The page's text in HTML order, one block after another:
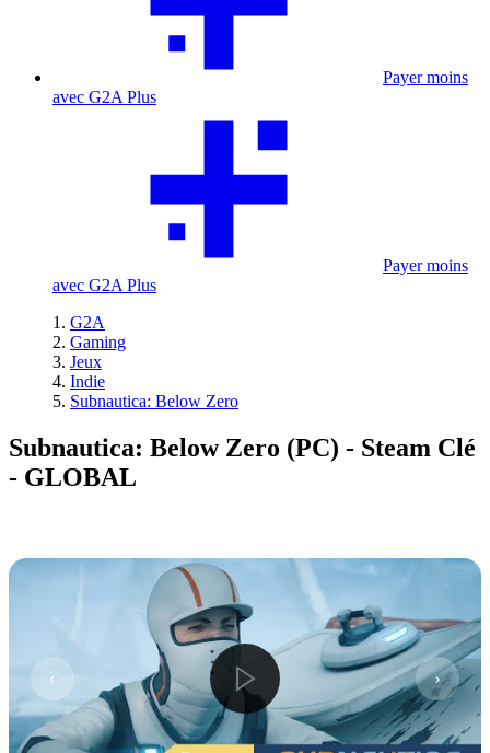
Payer moins
avec G2A Plus
Payer moins
avec G2A Plus
G2A
Gaming
Jeux
Indie
Subnautica: Below Zero
Subnautica: Below Zero (PC) - Steam Clé
- GLOBAL